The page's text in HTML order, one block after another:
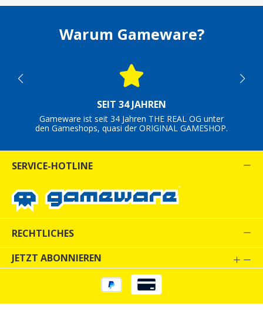
Warum Gameware?
SEIT 34 JAHREN
Gameware ist seit 34 Jahren THE REAL OG unter
den Gameshops, quasi der ORIGINAL GAMESHOP.
SERVICE-HOTLINE
RECHTLICHES
JETZT ABONNIEREN